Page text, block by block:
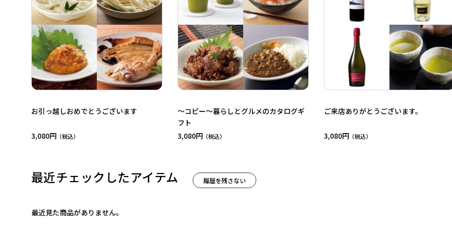
お引っ越しおめでとうございます
3,080円
～コピー～暮らしとグルメのカタログギ
フト
3,080円
ご来店ありがとうございます。
3,080円
最近チェックしたアイテム
最近見た商品がありません。
履歴を残さない